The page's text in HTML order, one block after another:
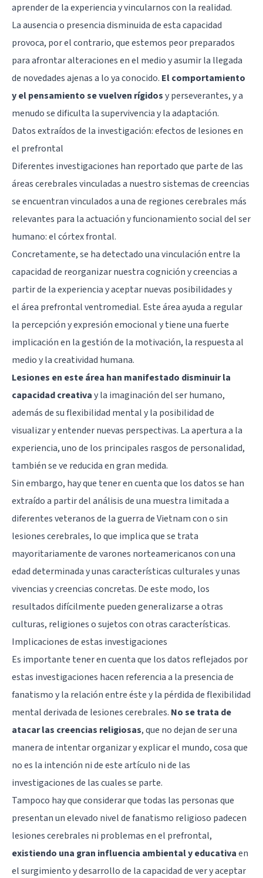
aprender de la experiencia y vincularnos con la realidad.
La ausencia o presencia disminuida de esta capacidad
provoca, por el contrario, que estemos peor preparados
para afrontar alteraciones en el medio y asumir la llegada
de novedades ajenas a lo ya conocido. El comportamiento
y el pensamiento se vuelven rígidosy perseverantes, y a
menudo se dificulta la supervivencia y la adaptación.
Datos extraídos de la investigación: efectos de lesiones en
el prefrontal
Diferentes investigaciones han reportado que parte de las
áreas cerebrales vinculadas a nuestro sistemas de creencias
se encuentran vinculados a una de regiones cerebrales más
relevantes para la actuación y funcionamiento social del ser
humano:el córtex frontal.
Concretamente, se ha detectado una vinculación entre la
capacidad de reorganizar nuestra cognición y creencias a
partir de la experiencia y aceptar nuevas posibilidades y
elárea prefrontalventromedial. Este área ayuda a regular
la percepción y expresión emocional y tiene una fuerte
implicación en la gestión de la motivación, la respuesta al
medio y la creatividad humana.
Lesiones en este área han manifestado disminuir la
capacidad creativay la imaginación del ser humano,
además de su flexibilidad mental y la posibilidad de
visualizar y entender nuevas perspectivas. La apertura a la
experiencia, uno de los principales rasgos de personalidad,
también se ve reducida en gran medida.
Sin embargo, hay que tener en cuenta que los datos se han
extraído a partir del análisis de una muestra limitada a
diferentes veteranos de la guerra de Vietnam con o sin
lesiones cerebrales, lo que implica que se trata
mayoritariamente de varones norteamericanos con una
edad determinada y unas características culturales y unas
vivencias y creencias concretas. De este modo, los
resultados difícilmente pueden generalizarse a otras
culturas, religiones o sujetos con otras características.
Implicaciones de estas investigaciones
Es importante tener en cuenta que los datos reflejados por
estas investigaciones hacen referencia a la presencia de
fanatismo y la relación entre éste y la pérdida de flexibilidad
mental derivada de lesiones cerebrales. No se trata de
atacar las creencias religiosas, que no dejan de ser una
manera de intentar organizar y explicar el mundo, cosa que
no es la intención ni de este artículo ni de las
investigaciones de las cuales se parte.
Tampoco hay que considerar que todas las personas que
presentan un elevado nivel de fanatismo religioso padecen
lesiones cerebrales ni problemas en el prefrontal,
existiendo una gran influencia ambiental y educativaen
el surgimiento y desarrollo de la capacidad de ver y aceptar